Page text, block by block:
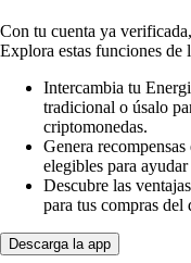
Con tu cuenta ya
Explora estas funciones de
Intercambia tu
tradicional o úsalo
criptomonedas.
Genera
elegibles para
Descubre las
para tus compras del
Descarga la app